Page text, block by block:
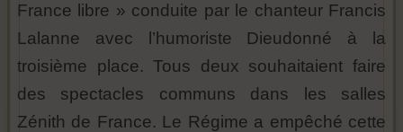
France libre » conduite par le chanteur Francis
Lalanne avec l’humoriste Dieudonné à la
troisième place. Tous deux souhaitaient faire
des spectacles communs dans les salles
Zénith de France. Le Régime a empêché cette